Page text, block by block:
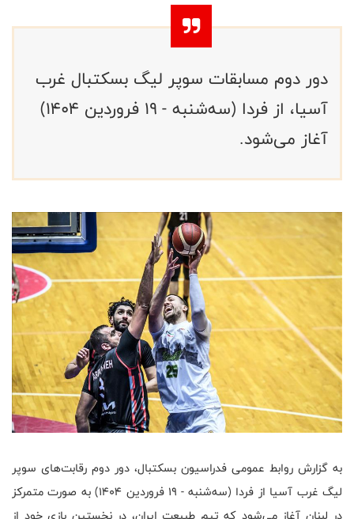
دور دوم مسابقات سوپر لیگ بسکتبال غرب
آسیا، از فردا (سه‌شنبه - ۱۹ فروردین ۱۴۰۴)
آغاز می‌شود.
به گزارش روابط عمومی فدراسیون بسکتبال، دور دوم رقابت‌های سوپر
لیگ غرب آسیا از فردا (سه‌شنبه - ۱۹ فروردین ۱۴۰۴) به صورت متمرکز